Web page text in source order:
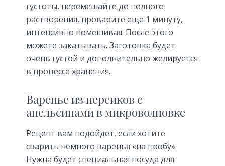
густоты, перемешайте до полного
растворения, проварите еще 1 минуту,
интенсивно помешивая. После этого
можете закатывать. Заготовка будет
очень густой и дополнительно желируется
в процессе хранения.
Варенье из персиков с
апельсинами в микроволновке
Рецепт вам подойдет, если хотите
сварить немного варенья «на пробу».
Нужна будет специальная посуда для